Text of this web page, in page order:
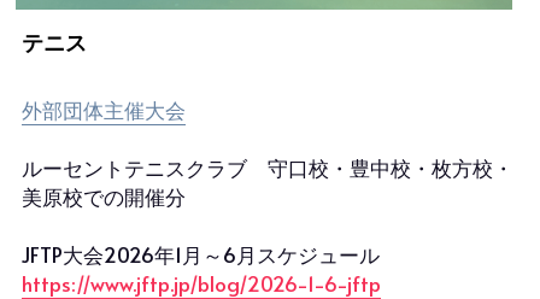
女子ダブルスランキング
テニス
外部団体主催大会
ルーセントテニスクラブ　守口校・豊中校・枚方校・
美原校での開催分
JFTP大会2026年1月～6月スケジュール
https://www.jftp.jp/blog/2026-1-6-jftp